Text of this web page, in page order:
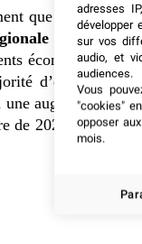
que
le
»
selon 24
économiques
d’entreprises
augmentation
de 2020, le
adresses
développer
sur vos
audio, et
audiences.
Vous
"cookies"
opposer
mois.